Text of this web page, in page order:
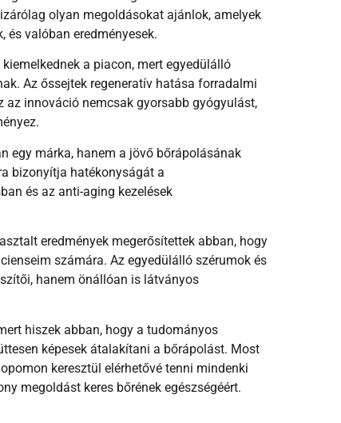
olyan megoldásokat ajánlok, amelyek
valóban eredményesek.
a piacon, mert egyedülálló
Az őssejtek regeneratív hatása forradalmi
az innováció nemcsak gyorsabb gyógyulást,
egy márka, hanem a jövő bőrápolásának
bizonyítja hatékonyságát a
és az anti-aging kezelések
eredmények megerősítettek abban, hogy
számára. Az egyedülálló szérumok és
hanem önállóan is látványos
hiszek abban, hogy a tudományos
képesek átalakítani a bőrápolást. Most
keresztül elérhetővé tenni mindenki
megoldást keres bőrének egészségéért.